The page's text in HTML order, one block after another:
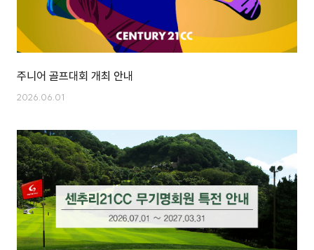
주니어 골프대회 개최 안내
2026.06.01